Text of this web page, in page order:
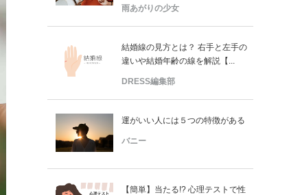
雨あがりの少女
結婚線の見方とは？ 右手と左手の
違いや結婚年齢の線を解説【...
DRESS編集部
運がいい人には５つの特徴がある
バニー
【簡単】当たる!? 心理テストで性